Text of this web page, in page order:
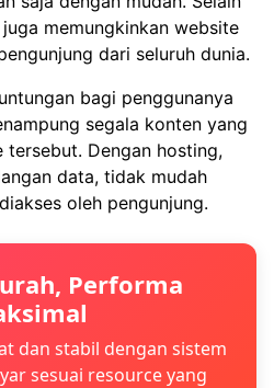
memungkinkan website
dari seluruh dunia.
bagi penggunanya
segala konten yang
Dengan hosting,
data, tidak mudah
oleh pengunjung.
Performa
dan stabil dengan sistem
sesuai resource yang